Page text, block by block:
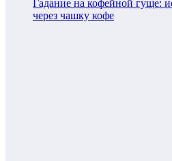
Гадание на кофейной гуще:
через чашку кофе